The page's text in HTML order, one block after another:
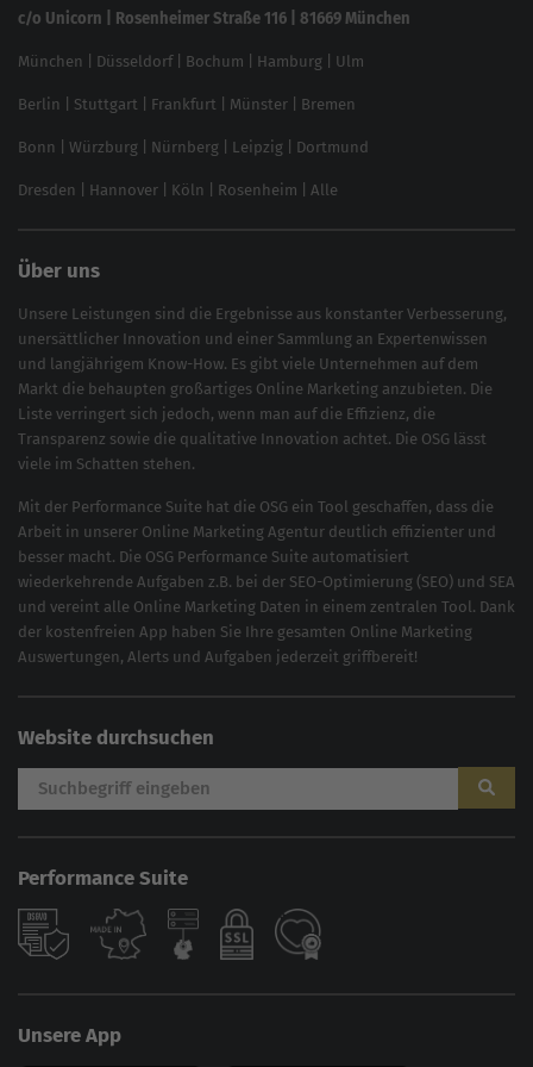
Linkbuilding 2025
Local SEO
SEO für Online Shops
Brand Monitoring 2025
c/o Unicorn | Rosenheimer Straße 116 | 81669 München
München Düsseldorf| Bochum Hamburg Ulm
Berlin Stuttgart Frankfurt Münster Bremen
Bonn Würzburg Nürnberg Leipzig Dortmund
Dresden Hannover Köln Rosenheim Alle
Über uns
Unsere Leistungen sind die Ergebnisse aus konstanter Verbesserung,
unersättlicher Innovation und einer Sammlung an Expertenwissen
und langjährigem Know-How. Es gibt viele Unternehmen auf dem
Markt die behaupten großartiges Online Marketing anzubieten. Die
Liste verringert sich jedoch, wenn man auf die Effizienz, die
Transparenz sowie die qualitative Innovation achtet. Die OSG lässt
viele im Schatten stehen.
Mit der Performance Suite hat die OSG ein Tool geschaffen, dass die
Arbeit in unserer Online Marketing Agentur deutlich effizienter und
besser macht. Die OSG Performance Suite automatisiert
wiederkehrende Aufgaben z.B. bei der SEO-Optimierung (SEO) und SEA
und vereint alle Online Marketing Daten in einem zentralen Tool. Dank
der kostenfreien App haben Sie Ihre gesamten Online Marketing
Auswertungen, Alerts und Aufgaben jederzeit griffbereit!
Website durchsuchen
Performance Suite
Unsere App